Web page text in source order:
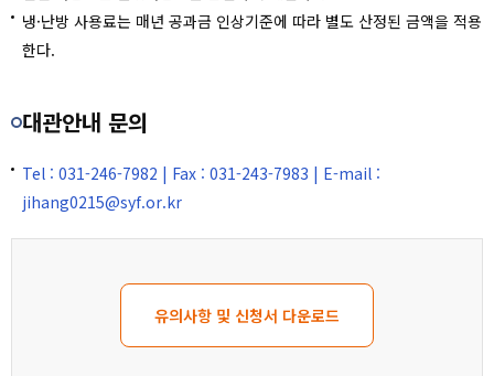
냉·난방 사용료는 매년 공과금 인상기준에 따라 별도 산정된 금액을 적용
한다.
대관안내 문의
Tel : 031-246-7982 | Fax : 031-243-7983 | E-mail :
jihang0215@syf.or.kr
유의사항 및 신청서 다운로드